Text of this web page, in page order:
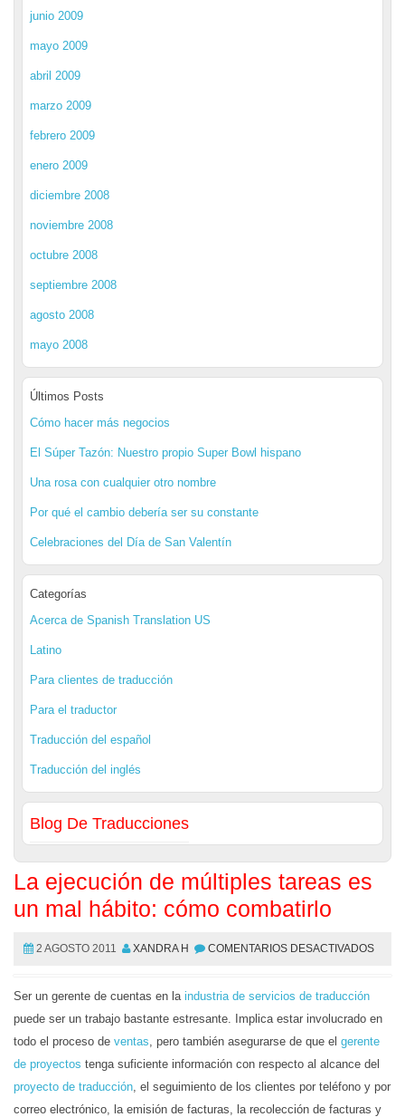
junio 2009
mayo 2009
abril 2009
marzo 2009
febrero 2009
enero 2009
diciembre 2008
noviembre 2008
octubre 2008
septiembre 2008
agosto 2008
mayo 2008
Últimos Posts
Cómo hacer más negocios
El Súper Tazón: Nuestro propio Super Bowl hispano
Una rosa con cualquier otro nombre
Por qué el cambio debería ser su constante
Celebraciones del Día de San Valentín
Categorías
Acerca de Spanish Translation US
Latino
Para clientes de traducción
Para el traductor
Traducción del español
Traducción del inglés
Blog De Traducciones
La ejecución de múltiples tareas es
un mal hábito: cómo combatirlo
2 AGOSTO 2011 XANDRA H COMENTARIOS DESACTIVADOS
Ser un gerente de cuentas en la industria de servicios de traducción
puede ser un trabajo bastante estresante. Implica estar involucrado en
todo el proceso de ventas, pero también asegurarse de que el gerente
de proyectos tenga suficiente información con respecto al alcance del
proyecto de traducción, el seguimiento de los clientes por teléfono y por
correo electrónico, la emisión de facturas, la recolección de facturas y